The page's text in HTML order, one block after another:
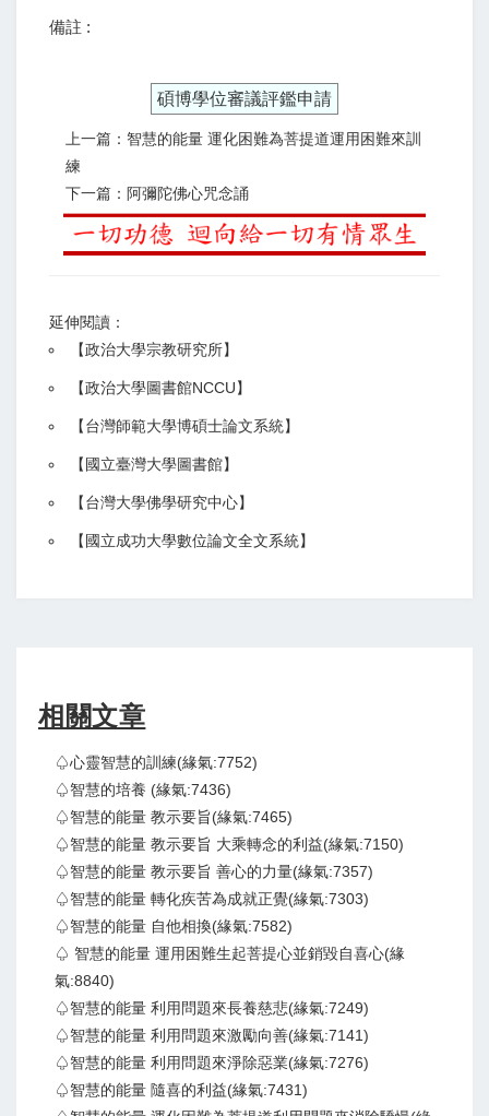
備註 :
碩博學位審議評鑑申請
上一篇：智慧的能量 運化困難為菩提道運用困難來訓
練
下一篇：阿彌陀佛心咒念誦
延伸閱讀：
【政治大學宗教研究所】
【政治大學圖書館NCCU】
【台灣師範大學博碩士論文系統】
【 國立臺灣大學圖書館】
【台灣大學佛學研究中心】
【 國立成功大學數位論文全文系統】
相關文章
♤心靈智慧的訓練(緣氣:7752)
♤智慧的培養 (緣氣:7436)
♤智慧的能量 教示要旨(緣氣:7465)
♤智慧的能量 教示要旨 大乘轉念的利益(緣氣:7150)
♤智慧的能量 教示要旨 善心的力量(緣氣:7357)
♤智慧的能量 轉化疾苦為成就正覺(緣氣:7303)
♤智慧的能量 自他相換(緣氣:7582)
♤ 智慧的能量 運用困難生起菩提心並銷毀自喜心(緣
氣:8840)
♤智慧的能量 利用問題來長養慈悲(緣氣:7249)
♤智慧的能量 利用問題來激勵向善(緣氣:7141)
♤智慧的能量 利用問題來淨除惡業(緣氣:7276)
♤智慧的能量 隨喜的利益(緣氣:7431)